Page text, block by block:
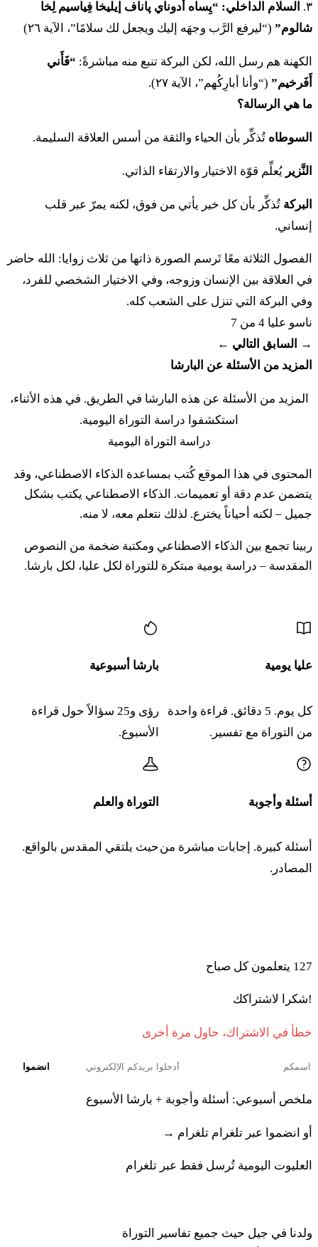
١٩. فِهِشبيَع أوتاه هَكوهين فِأَمار إيل هائِشاه إيم لو شاخاف
إيش أوتاخ فِئيم لو ساطيت طوماه تَحَت إيشيخ هِناكي
مِميه هَماريم هَمأَرَريم هائيليه
אִישׁ בָּךְ אֶת שְׁכָבְתּוֹ מִבַּלְעֲדֵי אִישֵׁךְ׃
٢٠. فِأَتّ كي ساطيت تَحَت إيشيخ فِخي نِطميت فَيِتين إيش
باخ إت شِخافتو مِبَلعَديه إيشيخ
וְאָמַר הַכֹּהֵן לָאִשָּׁה יִתֵּן יְדוָד אוֹתָךְ לְאָלָה
וְלִשְׁבֻעָה בְּתוֹךְ עַמֵּךְ בְּתֵת יְדוָד אֶת יְרֵכֵךְ נֹפֶלֶת
וְאֶת בִּטְנֵךְ צָבָה׃
٢١. فِهِشبيَع هَكوهين إت هائِشاه بِشفوعَت هاآلاه فِأَمار
هَكوهين لائِشاه يِتين أدوناي أوتاخ لِآلاه فِلِشفوعاه بِتوخ
عَميخ بِتيت أدوناي إت يِريخيخ نوفيليت فِإت بِطنيخ تسافاه
בֶּטֶן וְלַנְפִּל יָרֵךְ וְאָמְרָה הָאִשָּׁה אָמֵן אָמֵן׃
٢٢. وفائو هَمايِم هَمأَرريم هائيليه بِميعَيِخ لَتسبوت بيطين
فِلَنپيل ياريخ فِأَمراه هائِشاه آمين آمين
ميه هَماريم
כד
וְהִשְׁקָה אֶת הָאִשָּׁה אֶת מֵי הַמָּרִים הַמְאָרֲרִים
וּבָאוּ בָהּ הַמַּיִם הַמְאָרֲרִים לְמָרִים׃
٢٤. فِهِشكاه إت هائِشاه إت ميه هَماريم هَمأَرَريم وفائو فاه
هَمايِم هَمأَرَريم لِماريم
וְלָקַח הַכֹּהֵן מִיַּד הָאִשָּׁה אֵת מִנְחַת הַקְּנָאֹת
וְהֵנִיף אֶת הַמִּנְחָה לִפְנֵי יְדוָד וְהִקְרִיב אֹתָהּ אֶל
هَمِزبيَح
هَمِزبيحاه فِأَحار يَشكيه إت هائِشاه إت هَمايِم
וְהִשְׁקָהּ אֶת הַמַּיִם וְהָיְתָה אִם נִטְמְאָה וַתִּמְעֹל
מַעַל בְּאִישָׁהּ וּבָאוּ בָהּ הַמַּיִם הַמְאָרֲרִים לְמָרִים
בְּקֶרֶב עַמָּהּ׃
٣. السلام الداخلي: “يِساه أدوناي پاناف إيليخا فِياسيم لِخا
شالوم” (“ليرفع الرَّب وجهَه إليك ويجعل لك سلامًا”، الآية ٢٦)
الكهنة هم رسل الله، لكن البركة تنبع منه مباشرةً: “فَأَني
أَفَرخيم” (“وأنا أبارِكُهم”، الآية ٢٧).
ما هي الرسالة؟
السوطاه تُذكِّر بأن الحياء والثقة من أسس العلاقة السليمة.
النَّزير يُعلِّم قوّة الاختيار والارتقاء الذاتي.
البركة تُذكِّر بأن كل خير يأتي من فوق، لكنه يمرّ عبر قلب
إنساني.
الفصول الثلاثة معًا تَرسم الصورة ذاتها من ثلاث زوايا: الله حاضر
في العلاقة بين الإنسان وزوجه، وفي الاختيار الشخصي للفرد،
وفي البركة التي تنزل على الشعب كله.
ناسو عليا 4 من 7
→ السابق التالي ←
المزيد من الأسئلة عن البارشا
المزيد من الأسئلة عن هذه البارشا في الطريق. في هذه الأثناء،
استكشفوا دراسة التوراة اليومية.
دراسة التوراة اليومية
المحتوى في هذا الموقع كُتب بمساعدة الذكاء الاصطناعي، وقد
يتضمن عدم دقة أو تعميمات. الذكاء الاصطناعي يكتب بشكل
جميل – لكنه أحياناً يخترع. لذلك نتعلم معه، لا منه.
ربينا تجمع بين الذكاء الاصطناعي ومكتبة ضخمة من النصوص
المقدسة – دراسة يومية مبتكرة للتوراة لكل عليا، لكل بارشا.
عليا يومية
كل يوم. 5 دقائق. قراءة واحدة
من التوراة مع تفسير.
بارشا أسبوعية
رؤى و25 سؤالاً حول قراءة
الأسبوع.
أسئلة وأجوبة
أسئلة كبيرة. إجابات مباشرة من
المصادر.
التوراة والعلم
حيث يلتقي المقدس بالواقع.
127 يتعلمون كل صباح
!شكرا لاشتراكك
خطأ في الاشتراك، حاول مرة أخرى
انضموا
ملخص أسبوعي: أسئلة وأجوبة + بارشا الأسبوع
أو انضموا عبر تلغرام تلغرام →
العليوت اليومية تُرسل فقط عبر تلغرام
ولدنا في جيل حيث جميع تفاسير التوراة